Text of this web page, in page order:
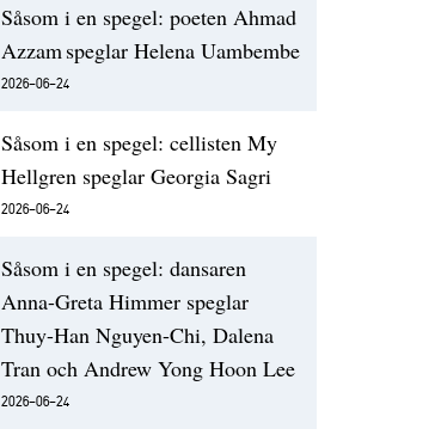
Såsom i en spegel: poeten Ahmad
Azzam speglar Helena Uambembe
2026-06-24
Såsom i en spegel: cellisten My
Hellgren speglar Georgia Sagri
2026-06-24
Såsom i en spegel: dansaren
Anna-Greta Himmer speglar
Thuy-Han Nguyen-Chi, Dalena
Tran och Andrew Yong Hoon Lee
2026-06-24